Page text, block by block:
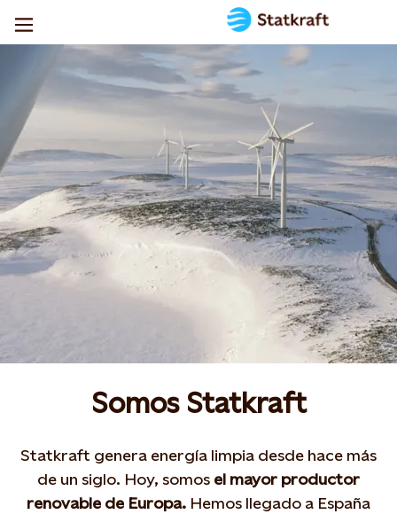
Somos Statkraft
Statkraft genera energía limpia desde hace más
de un siglo. Hoy, somos el mayor productor
renovable de Europa. Hemos llegado a España